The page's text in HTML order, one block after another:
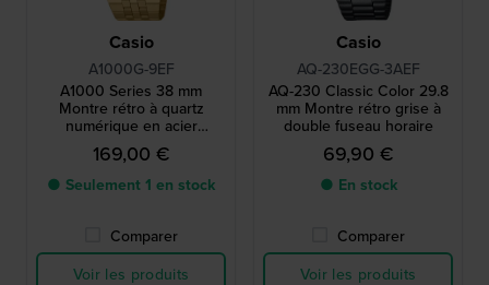
Casio
A1000G-9EF
A1000 Series 38 mm
Montre rétro à quartz
numérique en acier
inoxydable
169,00 €
● Seulement 1 en stock
Comparer
Voir les produits
Casio
AQ-230EGG-3AEF
AQ-230 Classic Color 29.8
mm Montre rétro grise à
double fuseau horaire
69,90 €
● En stock
Comparer
Voir les produits